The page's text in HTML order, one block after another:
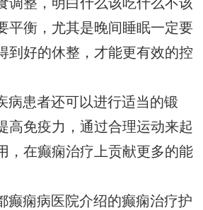
调整，明白什么该吃什么不该
平衡，尤其是晚间睡眠一定要
到好的休整，才能更有效的控
病患者还可以进行适当的锻
高免疫力，通过合理运动来起
，在癫痫治疗上贡献更多的能
癫痫病医院介绍的癫痫治疗护